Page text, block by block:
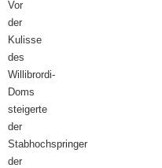
Vor
der
Kulisse
des
Willibrordi-
Doms
steigerte
der
Stabhochspringer
der